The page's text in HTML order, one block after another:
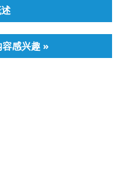
感兴趣 »